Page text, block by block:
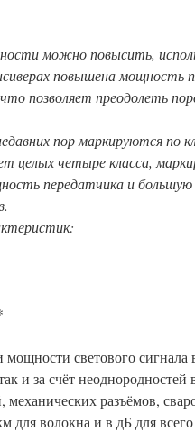
можно повысить,
повышена мощность
позволяет преодолеть
пор маркируются по
целых четыре класса,
передатчика и
мощности светового
и за счёт
механических разъёмов,
для волокна и в дБ для